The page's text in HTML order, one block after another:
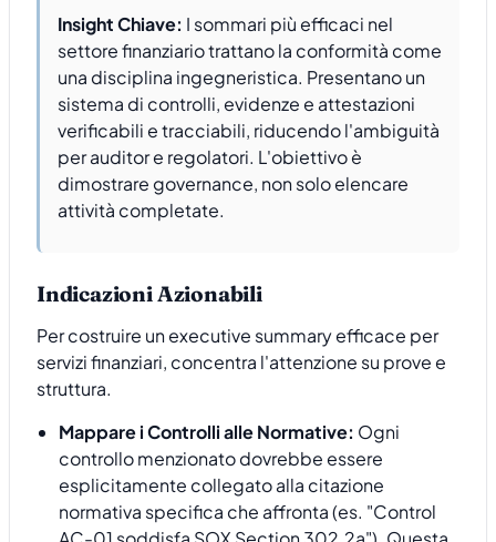
Insight Chiave: I sommari più efficaci nel
settore finanziario trattano la conformità come
una disciplina ingegneristica. Presentano un
sistema di controlli, evidenze e attestazioni
verificabili e tracciabili, riducendo l'ambiguità
per auditor e regolatori. L'obiettivo è
dimostrare governance, non solo elencare
attività completate.
Indicazioni Azionabili
Per costruire un executive summary efficace per
servizi finanziari, concentra l'attenzione su prove e
struttura.
Mappare i Controlli alle Normative: Ogni
controllo menzionato dovrebbe essere
esplicitamente collegato alla citazione
normativa specifica che affronta (es. "Control